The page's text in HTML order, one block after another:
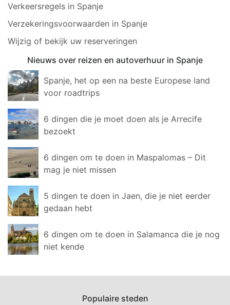
Verkeersregels in Spanje
Verzekeringsvoorwaarden in Spanje
Wijzig of bekijk uw reserveringen
Nieuws over reizen en autoverhuur in Spanje
Spanje, het op een na beste Europese land
voor roadtrips
6 dingen die je moet doen als je Arrecife
bezoekt
6 dingen om te doen in Maspalomas – Dit
mag je niet missen
5 dingen te doen in Jaen, die je niet eerder
gedaan hebt
6 dingen om te doen in Salamanca die je nog
niet kende
Populaire steden